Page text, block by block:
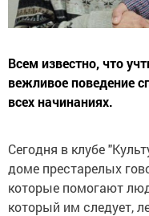
Всем известно, что
вежливое поведение
всех начинаниях.
Сегодня в клубе
доме престарелых
которые помогают
который им следует,